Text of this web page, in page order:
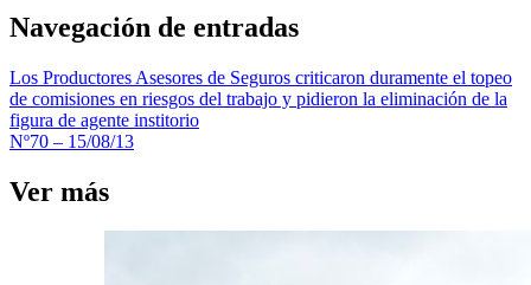
Navegación de entradas
Los Productores Asesores de Seguros criticaron duramente el topeo
de comisiones en riesgos del trabajo y pidieron la eliminación de la
figura de agente institorio
Nº70 – 15/08/13
Ver más